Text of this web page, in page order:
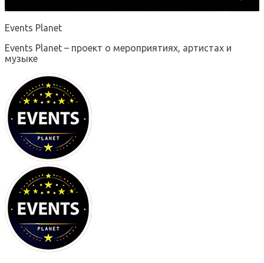
Events Planet
Events Planet – проект о мероприятиях, артистах и
музыке